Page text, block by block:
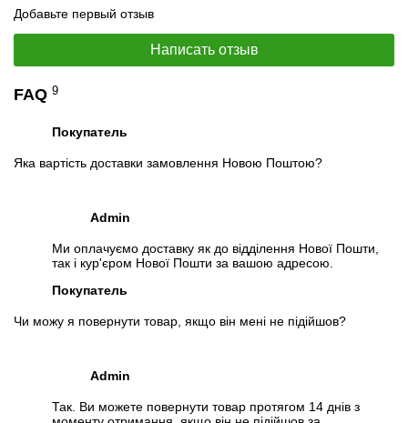
Добавьте первый отзыв
Написать отзыв
FAQ 9
Покупатель
Яка вартість доставки замовлення Новою Поштою?
Admin
Ми оплачуємо доставку як до відділення Нової Пошти,
так і кур'єром Нової Пошти за вашою адресою.
Покупатель
Чи можу я повернути товар, якщо він мені не підійшов?
Admin
Так. Ви можете повернути товар протягом 14 днів з